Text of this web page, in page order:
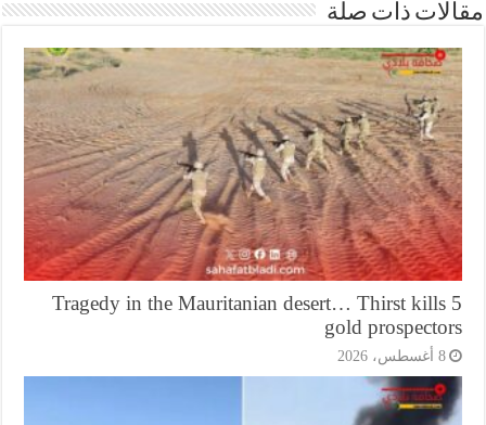
ذات صلة
Tragedy in the Mauritanian desert… Thirst
gold